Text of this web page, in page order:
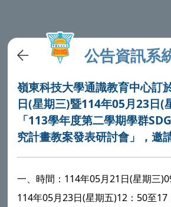
公告資訊系
嶺東科技大學通識教育中心訂
日(星期三)暨114年05月23日(
「113學年度第二學期學群
究計畫教案發表研討會」，邀
一、時間：114年05月21日(星期三
114年05月23日(星期五)12：50至17